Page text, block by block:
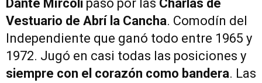
Dante Mírcoli pasó por las Charlas de
Vestuario de Abrí la Cancha. Comodín del
Independiente que ganó todo entre 1965 y
1972. Jugó en casi todas las posiciones y
siempre con el corazón como bandera. Las